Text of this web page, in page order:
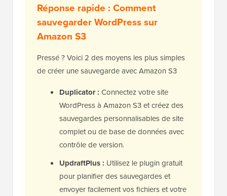
Réponse rapide : Comment
sauvegarder WordPress sur
Amazon S3
Pressé ? Voici 2 des moyens les plus simples
de créer une sauvegarde avec Amazon S3
Duplicator : Connectez votre site
WordPress à Amazon S3 et créez des
sauvegardes personnalisables de site
complet ou de base de données avec
contrôle de version.
UpdraftPlus : Utilisez le plugin gratuit
pour planifier des sauvegardes et
envoyer facilement vos fichiers et votre